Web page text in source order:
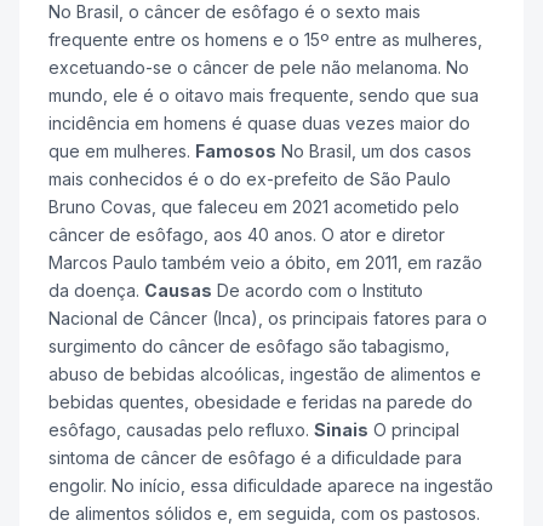
No Brasil, o câncer de esôfago é o sexto mais
frequente entre os homens e o 15º entre as mulheres,
excetuando-se o câncer de pele não melanoma. No
mundo, ele é o oitavo mais frequente, sendo que sua
incidência em homens é quase duas vezes maior do
que em mulheres. Famosos No Brasil, um dos casos
mais conhecidos é o do ex-prefeito de São Paulo
Bruno Covas, que faleceu em 2021 acometido pelo
câncer de esôfago, aos 40 anos. O ator e diretor
Marcos Paulo também veio a óbito, em 2011, em razão
da doença. Causas De acordo com o Instituto
Nacional de Câncer (Inca), os principais fatores para o
surgimento do câncer de esôfago são tabagismo,
abuso de bebidas alcoólicas, ingestão de alimentos e
bebidas quentes, obesidade e feridas na parede do
esôfago, causadas pelo refluxo. Sinais O principal
sintoma de câncer de esôfago é a dificuldade para
engolir. No início, essa dificuldade aparece na ingestão
de alimentos sólidos e, em seguida, com os pastosos.